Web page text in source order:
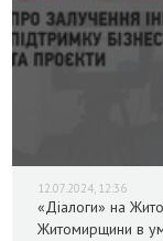
12.07.2024, 12:36
«Діалоги» на
Житомирщини в